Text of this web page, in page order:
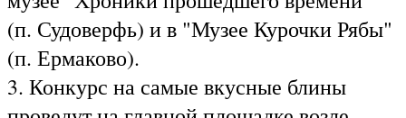
(п. Судоверфь) и в "Музее Курочки Рябы"
(п. Ермаково).
3. Конкурс на самые вкусные блины